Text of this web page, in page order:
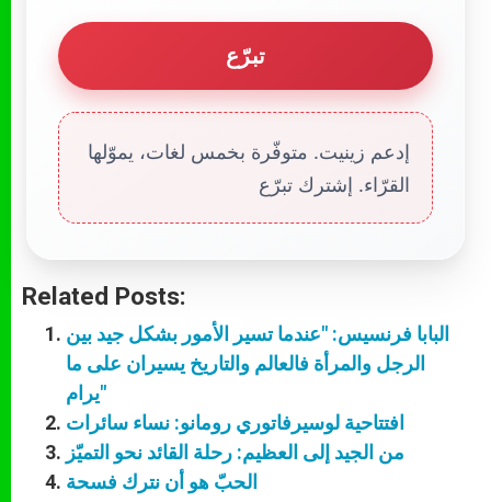
تبرّع
إدعم زينيت. متوفّرة بخمس لغات، يموّلها
القرّاء. إشترك تبرّع
Related Posts:
البابا فرنسيس: "عندما تسير الأمور بشكل جيد بين
الرجل والمرأة فالعالم والتاريخ يسيران على ما
يرام"
افتتاحية لوسيرفاتوري رومانو: نساء سائرات
من الجيد إلى العظيم: رحلة القائد نحو التميّز
الحبّ هو أن نترك فسحة